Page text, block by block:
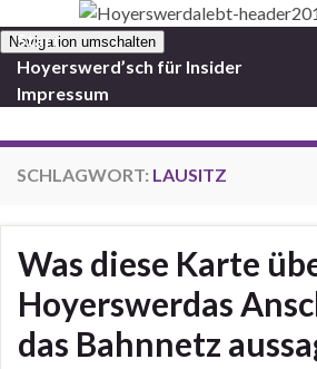
Navigation umschalten
Start
Hoyerswerd’sch für Insider
Impressum
SCHLAGWORT: LAUSITZ
Was diese Karte
Hoyerswerdas
das Bahnnetz